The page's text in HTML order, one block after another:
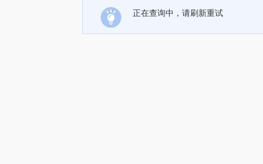
正在查询中，请刷新重试